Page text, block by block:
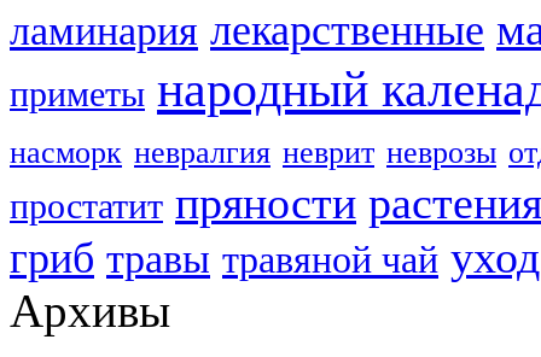
ламинария лекарственные
приметы народный
насморк невралгия неврит неврозы
простатит пряности растения
гриб травы травяной чай уход
Архивы